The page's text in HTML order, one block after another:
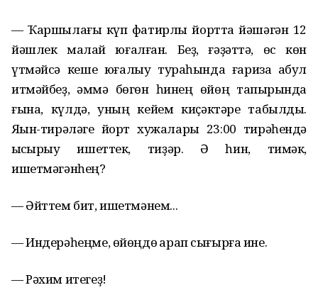
— Ҡаршылағы күп фатирлы йортта йәшәгән 12
йәшлек малай юғалған. Беҙ, ғәҙәттә, өс көн
үтмәйсә кеше юғалыу тураһында ғариза ҡабул
итмәйбеҙ, әммә бөгөн һинең өйөң тапҡырында
ғына, күлдә, уның кейем киҫәктәре табылды.
Яҡын-тирәләге йорт хужалары 23:00 тирәһендә
ҡысҡырыу ишеттек, тиҙәр. Ә һин, тимәк,
ишетмәгәнһең?
— Әйттем бит, ишетмәнем...
— Индерәһеңме, өйөңдө ҡарап сығырға ине.
— Рәхим итегеҙ!